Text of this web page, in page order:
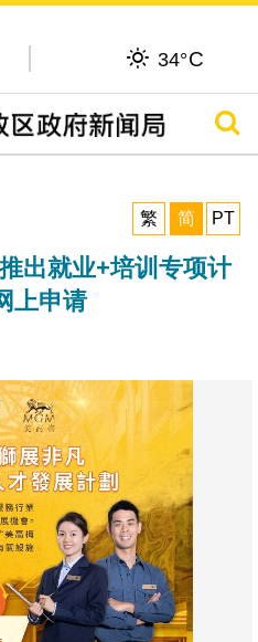
34°C
搜寻
繁
简 PT
出就业+培训专项计
上申请